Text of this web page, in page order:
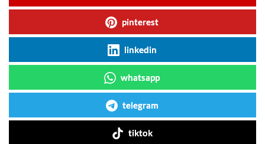
pinterest
linkedin
whatsapp
telegram
tiktok